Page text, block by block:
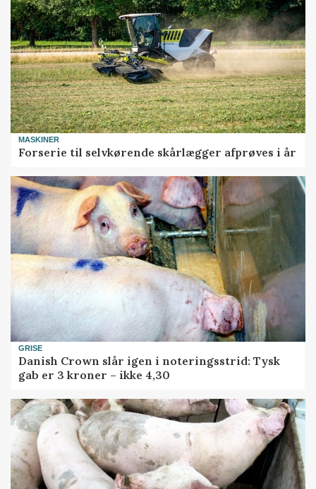
MASKINER
Forserie til selvkørende skårlægger afprøves i år
GRISE
Danish Crown slår igen i noteringsstrid: Tysk
gab er 3 kroner – ikke 4,30